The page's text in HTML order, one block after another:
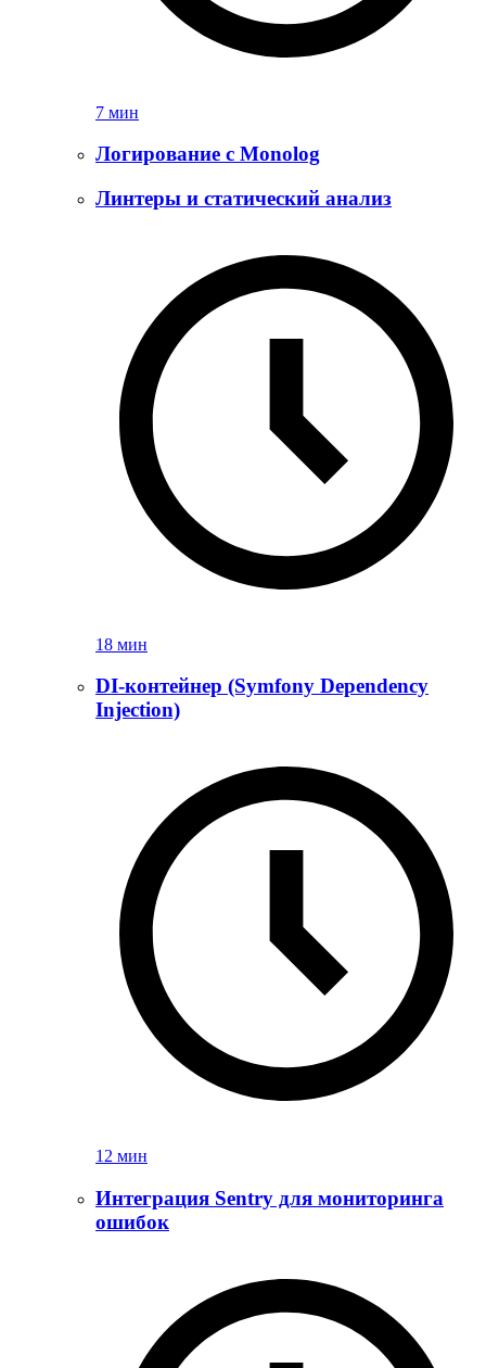
7 мин
Логирование с Monolog
Линтеры и статический анализ
18 мин
DI-контейнер (Symfony Dependency
Injection)
12 мин
Интеграция Sentry для мониторинга
ошибок